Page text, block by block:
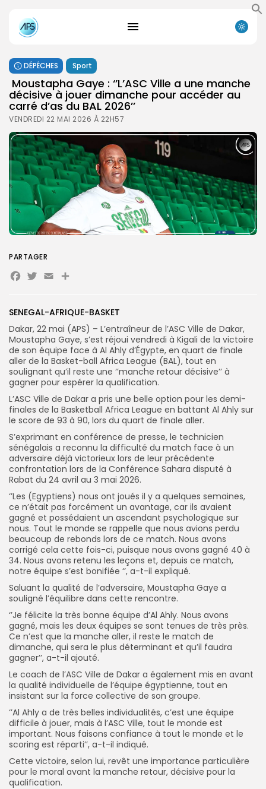
for:
FR
DÉPÊCHES Sport
Moustapha Gaye : ‘’L’ASC Ville a une manche
décisive à jouer dimanche pour accéder au
carré d’as du BAL 2026’’
VENDREDI 22 MAI 2026 À 22H57
SENEGAL-AFRIQUE-BASKET
Dakar, 22 mai (APS) – L’entraîneur de l’ASC Ville de Dakar,
Moustapha Gaye, s’est réjoui vendredi à Kigali de la victoire
de son équipe face à Al Ahly d’Égypte, en quart de finale
aller de la Basket-ball Africa League (BAL), tout en
soulignant qu’il reste une ‘’manche retour décisive’’ à
gagner pour espérer la qualification.
L’ASC Ville de Dakar a pris une belle option pour les demi-
finales de la Basketball Africa League en battant Al Ahly sur
le score de 93 à 90, lors du quart de finale aller.
S’exprimant en conférence de presse, le technicien
sénégalais a reconnu la difficulté du match face à un
adversaire déjà victorieux lors de leur précédente
confrontation lors de la Conférence Sahara disputé à
Rabat du 24 avril au 3 mai 2026.
‘’Les (Egyptiens) nous ont joués il y a quelques semaines,
ce n’était pas forcément un avantage, car ils avaient
gagné et possédaient un ascendant psychologique sur
nous. Tout le monde se rappelle que nous avions perdu
beaucoup de rebonds lors de ce match. Nous avons
corrigé cela cette fois-ci, puisque nous avons gagné 40 à
34. Nous avons retenu les leçons et, depuis ce match,
notre équipe s’est bonifiée ‘’, a-t-il expliqué.
Saluant la qualité de l’adversaire, Moustapha Gaye a
souligné l’équilibre dans cette rencontre.
‘’Je félicite la très bonne équipe d’Al Ahly. Nous avons
gagné, mais les deux équipes se sont tenues de très près.
Ce n’est que la manche aller, il reste le match de
dimanche, qui sera le plus déterminant et qu’il faudra
gagner’’, a-t-il ajouté.
Le coach de l’ASC Ville de Dakar a également mis en avant
la qualité individuelle de l’équipe égyptienne, tout en
insistant sur la force collective de son groupe.
‘’Al Ahly a de très belles individualités, c’est une équipe
difficile à jouer, mais à l’ASC Ville, tout le monde est
important. Nous faisons confiance à tout le monde et le
scoring est réparti’’, a-t-il indiqué.
Cette victoire, selon lui, revêt une importance particulière
pour le moral avant la manche retour, décisive pour la
qualification.
PARTAGER
Facebook
Twitter
EmailPartager